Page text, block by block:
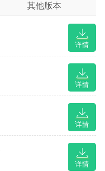
其他版本
详情
详情
详情
详情